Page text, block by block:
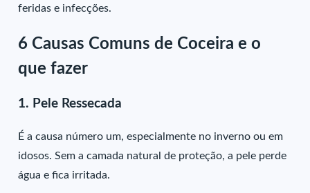
feridas e infecções.
6 Causas Comuns de Coceira e o
que fazer
1. Pele Ressecada
É a causa número um, especialmente no inverno ou em
idosos. Sem a camada natural de proteção, a pele perde
água e fica irritada.